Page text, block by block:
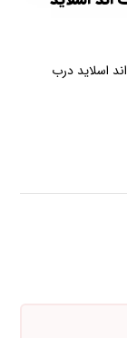
اسلاید درب